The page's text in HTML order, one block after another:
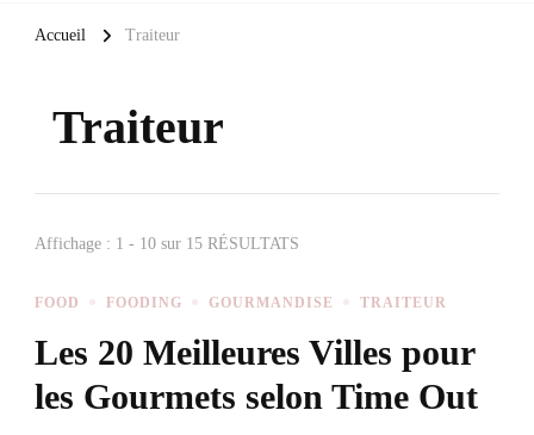
Accueil Traiteur
Traiteur
Affichage : 1 - 10 sur 15 RÉSULTATS
FOOD FOODING GOURMANDISE TRAITEUR
Les 20 Meilleures Villes pour
les Gourmets selon Time Out